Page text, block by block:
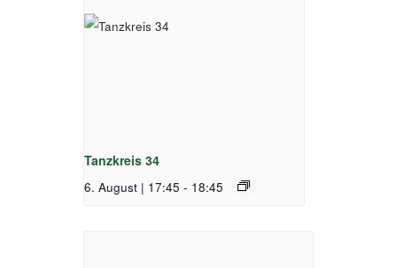
Tanzkreis 34
6. August | 17:45 - 18:45